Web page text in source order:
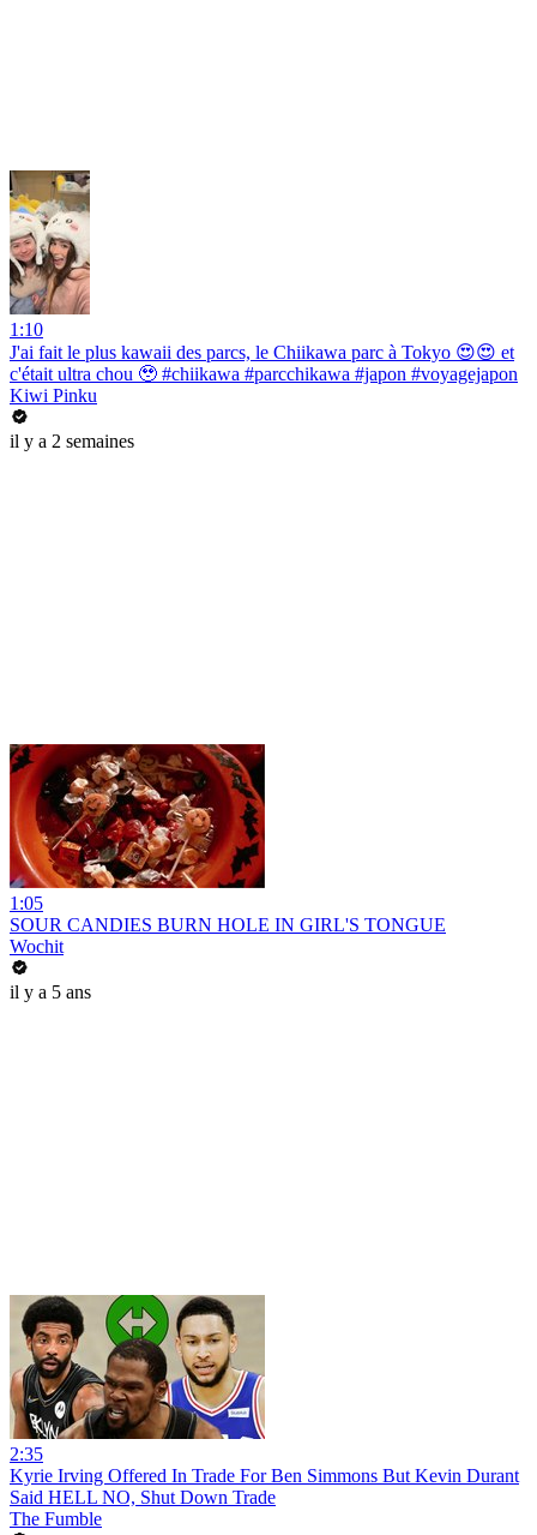
1:10
J'ai fait le plus kawaii des parcs, le Chiikawa parc à Tokyo 😍😍 et
c'était ultra chou 🥹 #chiikawa #parcchikawa #japon #voyagejapon
Kiwi Pinku
il y a 2 semaines
1:05
SOUR CANDIES BURN HOLE IN GIRL'S TONGUE
Wochit
il y a 5 ans
2:35
Kyrie Irving Offered In Trade For Ben Simmons But Kevin Durant
Said HELL NO, Shut Down Trade
The Fumble